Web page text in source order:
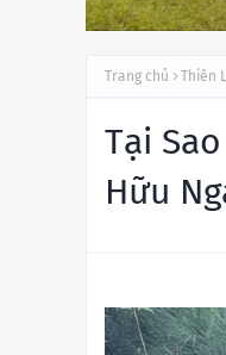
Trang chủ Thiên
Tại
Hữu